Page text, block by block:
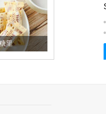
里 被列入佛家七宝